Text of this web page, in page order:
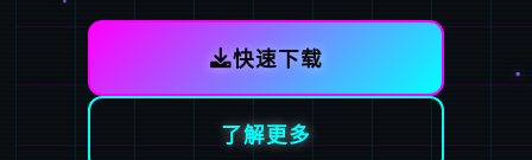
快速下载
了解更多